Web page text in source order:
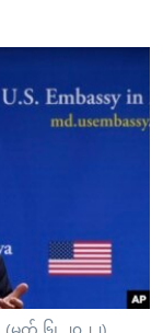
(မတ် ၆၊ ၂၀၂၂)